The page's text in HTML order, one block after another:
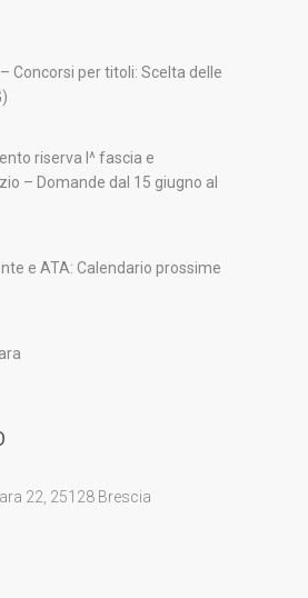
Concorsi per titoli: Scelta delle
riserva I^ fascia e
– Domande dal 15 giugno al
e ATA: Calendario prossime
22, 25128 Brescia